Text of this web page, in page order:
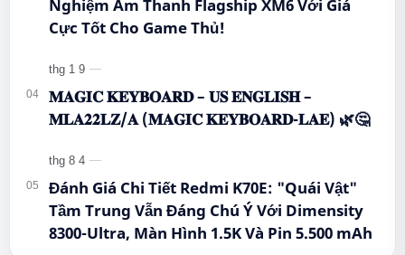
Nghiệm Âm Thanh Flagship XM6 Với Giá
Cực Tốt Cho Game Thủ!
𝐌𝐀𝐆𝐈𝐂 𝐊𝐄𝐘𝐁𝐎𝐀𝐑𝐃 – 𝐔𝐒 𝐄𝐍𝐆𝐋𝐈𝐒𝐇 –
𝐌𝐋𝐀𝟐𝟐𝐋𝐙/𝐀 (𝐌𝐀𝐆𝐈𝐂 𝐊𝐄𝐘𝐁𝐎𝐀𝐑𝐃-𝐋𝐀𝐄) 🌿🤔
Đánh Giá Chi Tiết Redmi K70E: "Quái Vật"
Tầm Trung Vẫn Đáng Chú Ý Với Dimensity
8300-Ultra, Màn Hình 1.5K Và Pin 5.500 mAh